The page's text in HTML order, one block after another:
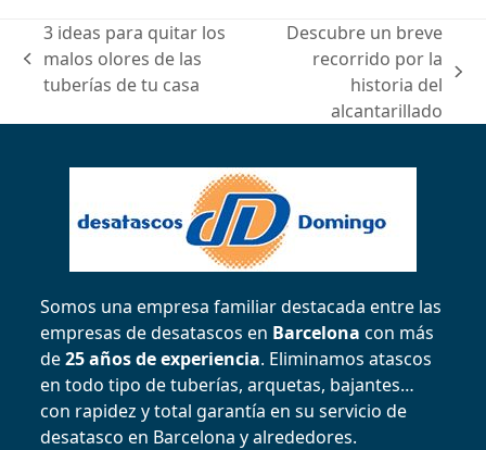
previous
post:
3 ideas para quitar los
malos olores de las
tuberías de tu casa
Descubre un breve
recorrido por la
historia del
alcantarillado
Somos una empresa familiar destacada entre las
empresas de desatascos en Barcelona con más
de25 años de experiencia. Eliminamos atascos
en todo tipo de tuberías, arquetas, bajantes…
con rapidez y total garantía en su servicio de
desatasco en Barcelona y alrededores.